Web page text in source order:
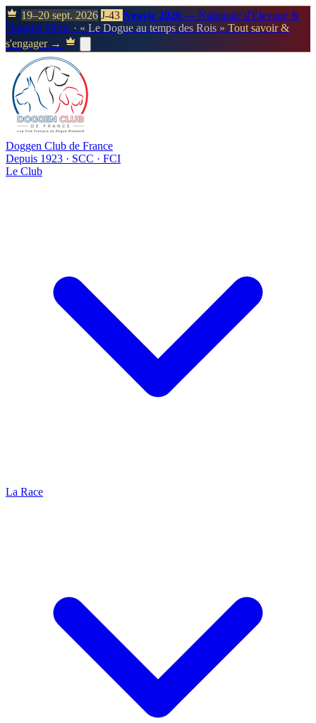
19–20 sept. 2026 J-43 Neuvic 2026 — Nationale d'Élevage &
Doggen Show · « Le Dogue au temps des Rois » Tout savoir &
s'engager →
Doggen Club de France
Depuis 1923 · SCC · FCI
Le Club
La Race